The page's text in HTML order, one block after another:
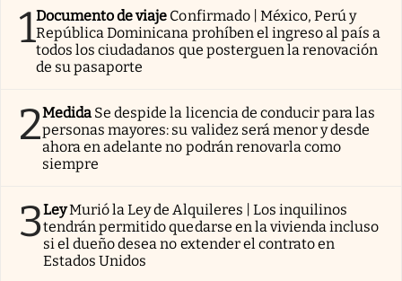
1Documento de viaje Confirmado | México, Perú y
República Dominicana prohíben el ingreso al país a
todos los ciudadanos que posterguen la renovación
de su pasaporte
2Medida Se despide la licencia de conducir para las
personas mayores: su validez será menor y desde
ahora en adelante no podrán renovarla como
siempre
3LeyMurió la Ley de Alquileres | Los inquilinos
tendrán permitido quedarse en la vivienda incluso
si el dueño desea no extender el contrato en
Estados Unidos